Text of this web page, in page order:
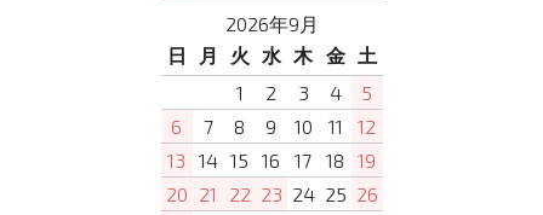
2026年9月
日
月 火 水 木 金
土
1
2 3 4
5
6
7 8 9 10 11
12
13
14 15 16 17 18
19
20 21 22 23 24 25 26